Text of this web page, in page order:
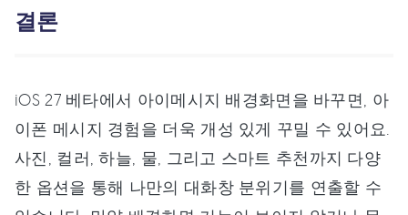
결론
iOS 27 베타에서 아이메시지 배경화면을 바꾸면, 아
이폰 메시지 경험을 더욱 개성 있게 꾸밀 수 있어요.
사진, 컬러, 하늘, 물, 그리고 스마트 추천까지 다양
한 옵션을 통해 나만의 대화창 분위기를 연출할 수